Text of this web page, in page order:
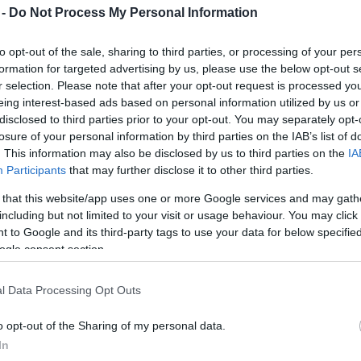
Do Not Process My Personal Information
opt-out of the sale, sharing to third parties, or processing of your
for targeted advertising by us, please use the below opt-out
selection. Please note that after your opt-out request is processed
interest-based ads based on personal information utilized by us
to third parties prior to your opt-out. You may separately
of your personal information by third parties on the IAB’s list of
This information may also be disclosed by us to third parties on the
Participants that may further disclose it to other third parties.
that this website/app uses one or more Google services and may
but not limited to your visit or usage behaviour. You may
to Google and its third-party tags to use your data for below
consent section.
Data Processing Opt Outs
opt-out of the Sharing of my personal data.
is lehet indulni az első Országos
végéig lehet jelentkezni.
Cigány Ki Mit Tud versenyt, az érdeklődők
között szerepel egyebek közt az ének, az
és modern hangszeres zene, vers, próza és
szóló tánc, klasszikus és modern színpadi tánc.
oldalról tölthetik le, vagy a cigány
be, közölte az Országos Cigány
a 2009. december 31-ig betöltött 8
származásával, vagy a produkciójával
képzésben részesülők csak nem saját
szólisták, duók, triók, csoportok, együttesek
A
A